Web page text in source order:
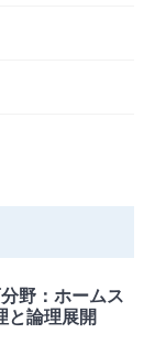
野：ホームス
と論理展開